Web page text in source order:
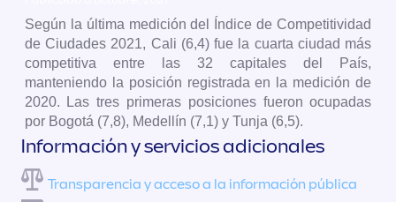
Según la última medición del Índice de Competitividad
de Ciudades 2021, Cali (6,4) fue la cuarta ciudad más
competitiva entre las 32 capitales del País,
manteniendo la posición registrada en la medición de
2020. Las tres primeras posiciones fueron ocupadas
por Bogotá (7,8), Medellín (7,1) y Tunja (6,5).
Información y servicios adicionales
Transparencia y acceso a la información pública